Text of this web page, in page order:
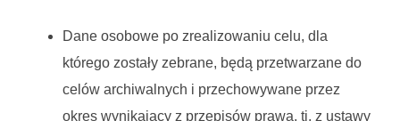
Dane osobowe po zrealizowaniu celu, dla
którego zostały zebrane, będą przetwarzane do
celów archiwalnych i przechowywane przez
okres wynikający z przepisów prawa, tj. z ustawy